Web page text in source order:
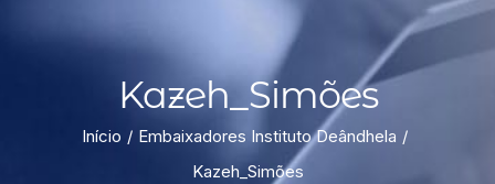
Kazeh_Simões
Início
Embaixadores Instituto Deândhela
Kazeh_Simões